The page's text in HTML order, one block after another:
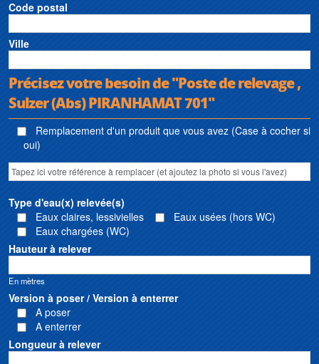
Code postal
Ville
Précisez votre besoin de "Poste de relevage ,
Sulzer (Abs) PIRANHAMAT 701"
Remplacement d'un produit que vous avez (Case à cocher si
oui)
Type d'eau(x) relevée(s)
Eaux claires, lessivielles
Eaux usées (hors WC)
Eaux chargées (WC)
Hauteur à relever
En mètres
Version à poser / Version à enterrer
A poser
A enterrer
Longueur à relever